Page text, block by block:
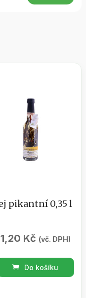
pikantní 0,35 l
Kč (vč. DPH)
Do košíku